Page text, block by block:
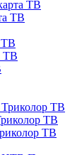
ТВ
ТВ
ТВ
ТВ
ТВ
ТВ
ТВ